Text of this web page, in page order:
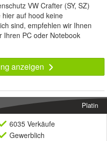
VW Crafter (SY, SZ)
auf hood keine
sind, empfehlen wir Ihnen
Ihren PC oder Notebook
anzeigen
Platin
6035 Verkäufe
Gewerblich